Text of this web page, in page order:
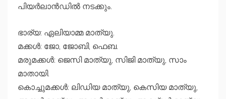
പിയർലാൻഡിൽ നടക്കും.
ഭാര്യ: ഏലിയാമ്മ മാത്യു.
മക്കൾ: ജോ, ജോബി, ഫെബ.
മരുമക്കൾ: ജെസി മാത്യു, സിജി മാത്യു, സാം
മാതായി.
കൊച്ചുമക്കൾ: ലിഡിയ മാത്യു, കെസിയ മാത്യു,